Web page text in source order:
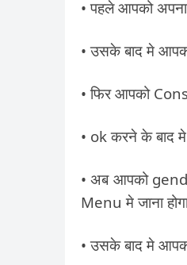
• पहले आपको
• उसके बाद मे
• फिर आपको
• ok करने के बाद
• अब आपको
Menu मे जाना
• उसके बाद मे